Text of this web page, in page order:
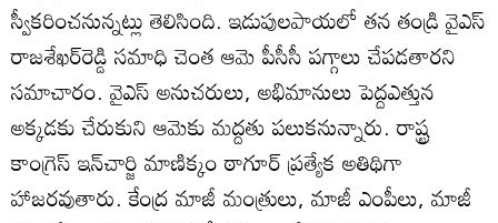
స్వీకరించనున్నట్లు తెలిసింది. ఇడుపులపాయలో తన తండ్రి వైఎస్‌
రాజశేఖర్‌రెడ్డి సమాధి చెంత ఆమె పీసీసీ పగ్గాలు చేపడతారని
సమాచారం. వైఎస్‌ అనుచరులు, అభిమానులు పెద్దఎత్తున
అక్కడకు చేరుకుని ఆమెకు మద్దతు పలుకనున్నారు. రాష్ట్ర
కాంగ్రెస్‌ ఇన్‌చార్జి మాణిక్కం ఠాగూర్‌ ప్రత్యేక అతిథిగా
హాజరవుతారు. కేంద్ర మాజీ మంత్రులు, మాజీ ఎంపీలు, మాజీ